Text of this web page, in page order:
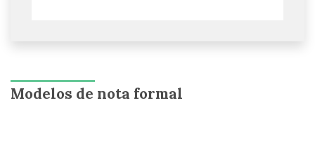
Modelos de nota formal